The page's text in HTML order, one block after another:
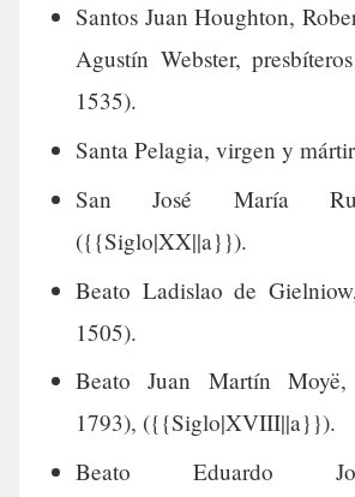
Santos Juan Houghton,
Agustín Webster,
1535).
Santa Pelagia, virgen y
San José María
({{Siglo|XX||a}}).
Beato Ladislao de
1505).
Beato Juan Martín
1793), ({{Siglo|XVIII||a}}).
Beato Eduardo